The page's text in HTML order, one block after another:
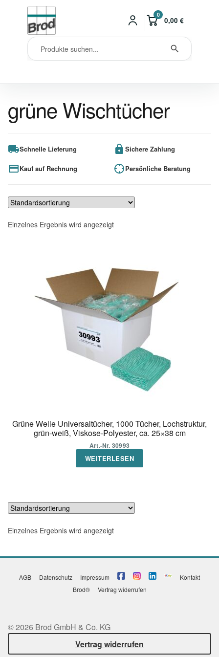
0
0,00 €
grüne Wischtücher
Schnelle Lieferung Sichere Zahlung
Kauf auf Rechnung Persönliche Beratung
Einzelnes Ergebnis wird angezeigt
Grüne Welle Universaltücher, 1000 Tücher, Lochstruktur,
grün-weiß, Viskose-Polyester, ca. 25×38 cm
Art.-Nr. 30993
WEITERLESEN
Einzelnes Ergebnis wird angezeigt
AGB Datenschutz Impressum
Kontakt
Brod®
Vertrag widerrufen
© 2026 Brod GmbH & Co. KG
Vertrag widerrufen